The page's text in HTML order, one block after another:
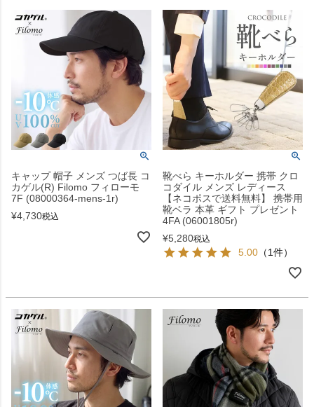
キャップ 帽子 メンズ つば長 コ
カゲル(R) Filomo フィローモ
7F (08000364-mens-1r)
¥4,730税込
靴べら キーホルダー 携帯 クロ
コダイル メンズ レディース
【ネコポスで送料無料】 携帯用
靴ベラ 本革 ギフト プレゼント
4FA (06001805r)
¥5,280税込
5.00 （1件）